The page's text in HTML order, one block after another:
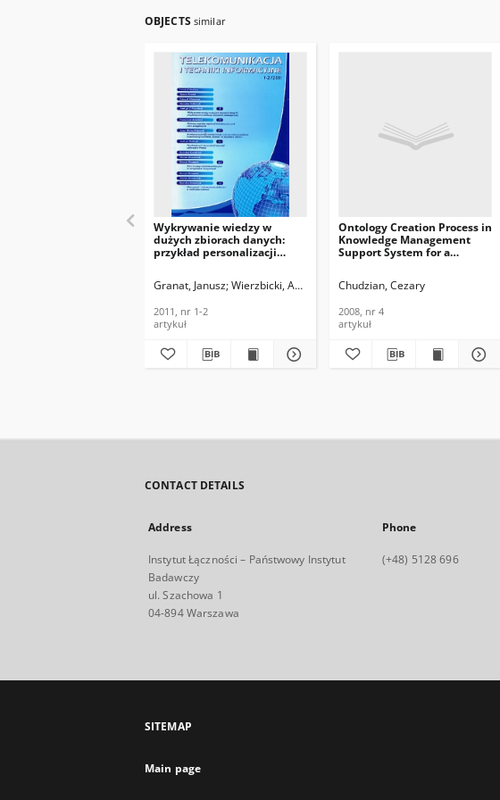
OBJECTS similar
Wykrywanie wiedzy w
dużych zbiorach danych:
przykład personalizacji
Informacyjne, 2011, nr 1-2
Granat, Janusz Wierzbicki, Andrzej P. Chudzian, Cezary Sobieszek,
2011, nr 1-2
artykuł
Ontology Creation Process in
Knowledge Management
Support System for a
Information Technology,
Chudzian, Cezary
2008, nr 4
artykuł
CONTACT DETAILS
Address
Instytut Łączności – Państwowy Instytut
Badawczy
ul. Szachowa 1
04-894 Warszawa
Phone
(+48) 5128 696
SITEMAP
Main page